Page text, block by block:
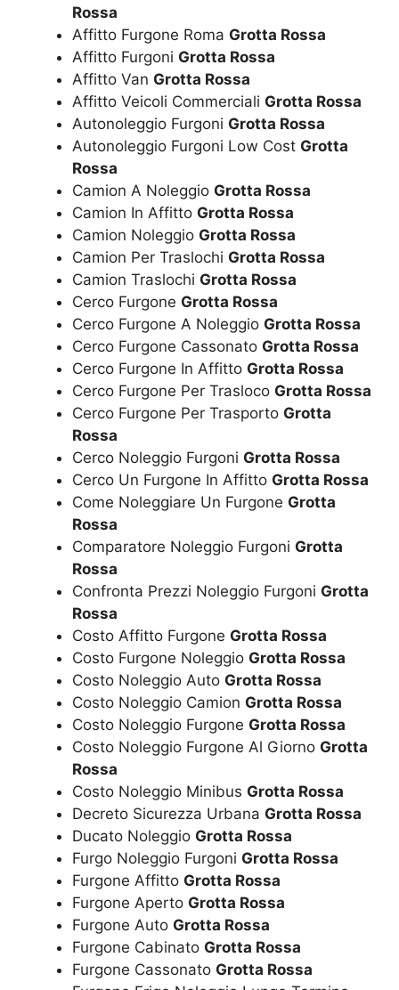
Rossa
Affitto Furgone Roma Grotta Rossa
Affitto Furgoni Grotta Rossa
Affitto Van Grotta Rossa
Affitto Veicoli Commerciali Grotta Rossa
Autonoleggio Furgoni Grotta Rossa
Autonoleggio Furgoni Low Cost Grotta
Rossa
Camion A Noleggio Grotta Rossa
Camion In Affitto Grotta Rossa
Camion Noleggio Grotta Rossa
Camion Per Traslochi Grotta Rossa
Camion Traslochi Grotta Rossa
Cerco Furgone Grotta Rossa
Cerco Furgone A Noleggio Grotta Rossa
Cerco Furgone Cassonato Grotta Rossa
Cerco Furgone In Affitto Grotta Rossa
Cerco Furgone Per Trasloco Grotta Rossa
Cerco Furgone Per Trasporto Grotta
Rossa
Cerco Noleggio Furgoni Grotta Rossa
Cerco Un Furgone In Affitto Grotta Rossa
Come Noleggiare Un Furgone Grotta
Rossa
Comparatore Noleggio Furgoni Grotta
Rossa
Confronta Prezzi Noleggio Furgoni Grotta
Rossa
Costo Affitto Furgone Grotta Rossa
Costo Furgone Noleggio Grotta Rossa
Costo Noleggio Auto Grotta Rossa
Costo Noleggio Camion Grotta Rossa
Costo Noleggio Furgone Grotta Rossa
Costo Noleggio Furgone Al Giorno Grotta
Rossa
Costo Noleggio Minibus Grotta Rossa
Decreto Sicurezza Urbana Grotta Rossa
Ducato Noleggio Grotta Rossa
Furgo Noleggio Furgoni Grotta Rossa
Furgone Affitto Grotta Rossa
Furgone Aperto Grotta Rossa
Furgone Auto Grotta Rossa
Furgone Cabinato Grotta Rossa
Furgone Cassonato Grotta Rossa